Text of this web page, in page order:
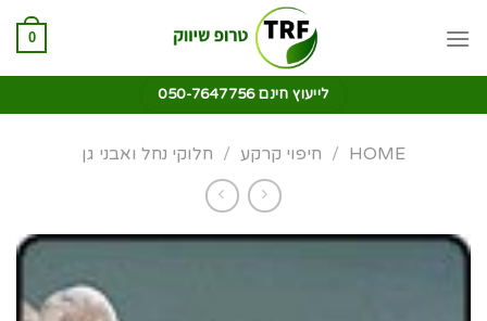
0
לייעוץ חינם 050-7647756
HOME
/ חיפוי קרקע / חלוקי נחל ואבני גן